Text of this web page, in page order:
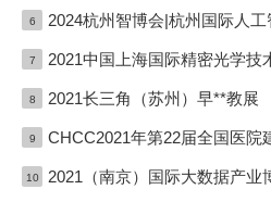
6 2024杭州智博会|杭州国际人
7 2021中国上海国际精密光学技
8 2021长三角（苏州）早**教展
9 CHCC2021年第22届全国医院
10 2021（南京）国际大数据产业